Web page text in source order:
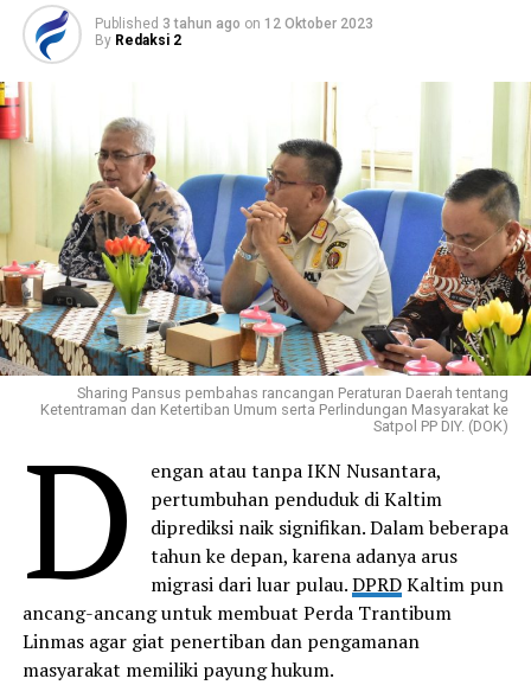
Published 3 tahun ago on 12 Oktober 2023
By Redaksi 2
Sharing Pansus pembahas rancangan Peraturan Daerah tentang
Ketentraman dan Ketertiban Umum serta Perlindungan Masyarakat ke
Satpol PP DIY. (DOK)
D
engan atau tanpa IKN Nusantara,
pertumbuhan penduduk di Kaltim
diprediksi naik signifikan. Dalam beberapa
tahun ke depan, karena adanya arus
migrasi dari luar pulau.DPRDKaltim pun
ancang-ancang untuk membuat Perda Trantibum
Linmas agar giat penertiban dan pengamanan
masyarakat memiliki payung hukum.